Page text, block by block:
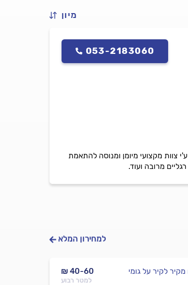
מיון
053-2183060
צוות מקצועי מיומן ומנוסה להתאמת
מרובה ועוד.
למחירון המלא
₪ 40-60
למטר רבוע
לקיר על גומי